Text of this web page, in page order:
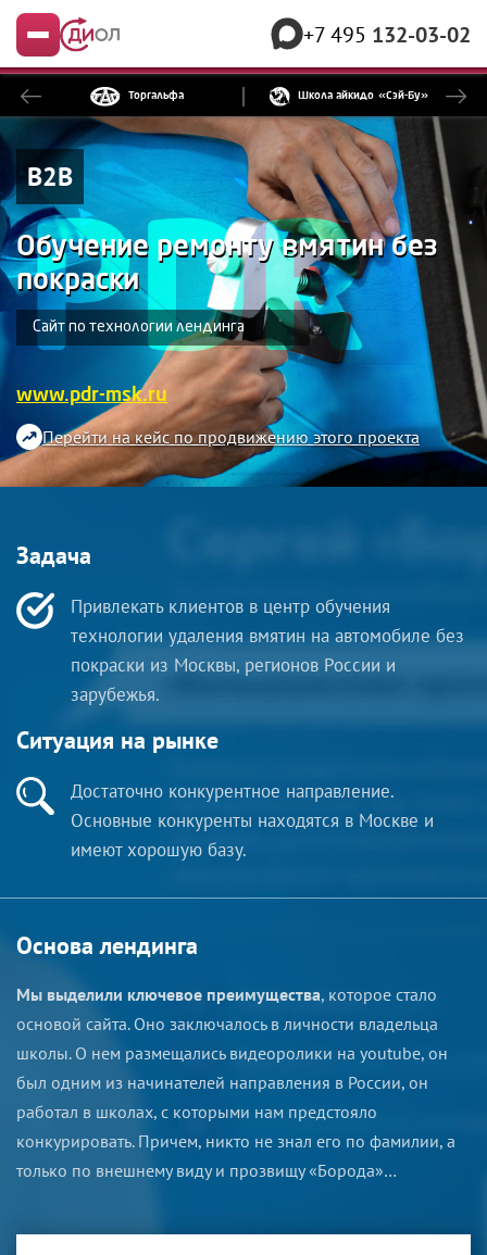
Меню +7 495 132-03-02
Торгальфа Школа айкидо «Сэй-Бу»
B2B
Обучение ремонту вмятин без
покраски
Сайт по технологии лендинга
www.pdr-msk.ru
Перейти на кейс по продвижению этого проекта
Задача
Привлекать клиентов в центр обучения
технологии удаления вмятин на автомобиле без
покраски из Москвы, регионов России и
зарубежья.
Ситуация на рынке
Достаточно конкурентное направление.
Основные конкуренты находятся в Москве и
имеют хорошую базу.
Основа лендинга
Мы выделили ключевое преимущества, которое стало
основой сайта. Оно заключалось в личности владельца
школы. О нем размещались видеоролики на youtube, он
был одним из начинателей направления в России, он
работал в школах, с которыми нам предстояло
конкурировать. Причем, никто не знал его по фамилии, а
только по внешнему виду и прозвищу «Борода»…